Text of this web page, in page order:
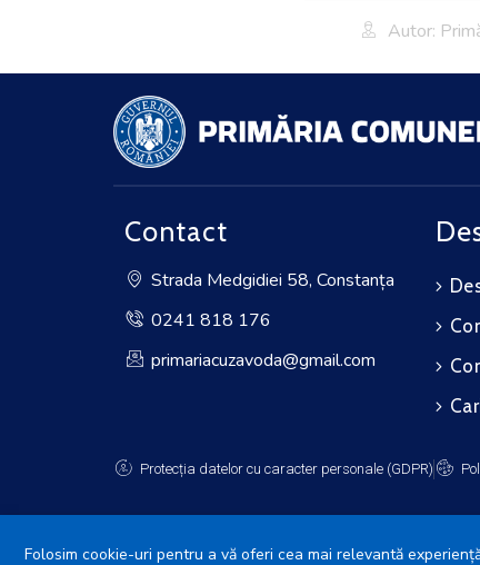
Autor:
Contact
Strada Medgidiei 58, Constanța
0241 818 176
primariacuzavoda@gmail.com
Protecția datelor cu caracter personale (GDPR)
Folosim cookie-uri pentru a vă oferi cea mai relevantă